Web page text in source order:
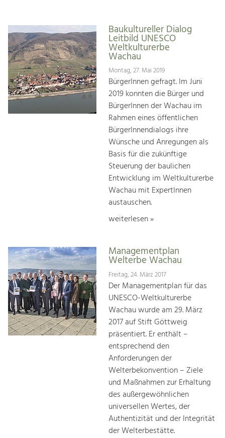
Baukultureller Dialog
Leitbild UNESCO
Weltkulturerbe
Wachau
Montag, 27. Mai 2019
BürgerInnen gefragt. Im Juni
2019 konnten die Bürger und
BürgerInnen der Wachau im
Rahmen eines öffentlichen
BürgerInnendialogs ihre
Wünsche und Anregungen als
Basis für die zukünftige
Steuerung der baulichen
Entwicklung im Weltkulturerbe
Wachau mit ExpertInnen
austauschen.
weiterlesen »
Managementplan
Welterbe Wachau
Freitag, 24. März 2017
Der Managementplan für das
UNESCO-Weltkulturerbe
Wachau wurde am 29. März
2017 auf Stift Göttweig
präsentiert. Er enthält –
entsprechend den
Anforderungen der
Welterbekonvention – Ziele
und Maßnahmen zur Erhaltung
des außergewöhnlichen
universellen Wertes, der
Authentizität und der Integrität
der Welterbestätte.